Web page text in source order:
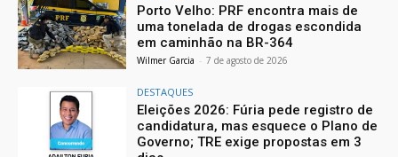
Porto Velho: PRF encontra mais de
uma tonelada de drogas escondida
em caminhão na BR-364
Wilmer Garcia - 7 de agosto de 2026
DESTAQUES
Eleições 2026: Fúria pede registro de
candidatura, mas esquece o Plano de
Governo; TRE exige propostas em 3